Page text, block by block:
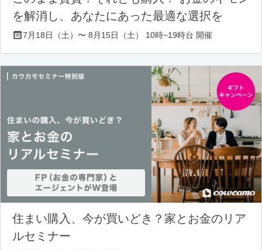
を解消し、あなたにあった最適な選択を
7月18日（土）〜 8月15日（土） 10時~19時台 開催
住まい購入、今が買いどき？家とお金のリア
ルセミナー